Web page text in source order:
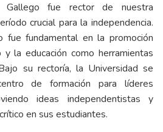
Gallego fue rector de nuestra
crucial para la independencia.
fue fundamental en la promoción
la educación como herramientas
su rectoría, la Universidad se
de formación para líderes
ideas independentistas y
en sus estudiantes.